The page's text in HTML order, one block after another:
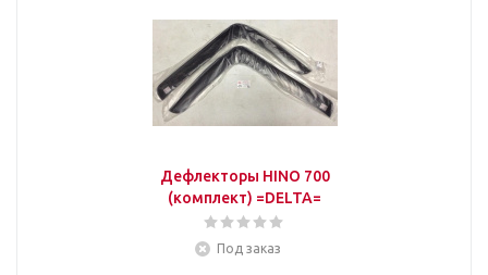
Дефлекторы HINO 700
(комплект) =DELTA=
Под заказ